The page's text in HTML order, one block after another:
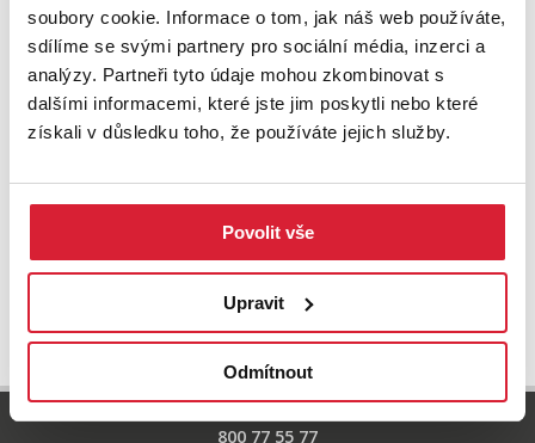
soubory cookie. Informace o tom, jak náš web používáte,
sdílíme se svými partnery pro sociální média, inzerci a
analýzy. Partneři tyto údaje mohou zkombinovat s
dalšími informacemi, které jste jim poskytli nebo které
získali v důsledku toho, že používáte jejich služby.
Povolit vše
Upravit
Odmítnout
UPRAVIT VYHLEDÁVÁNÍ
800 77 55 77